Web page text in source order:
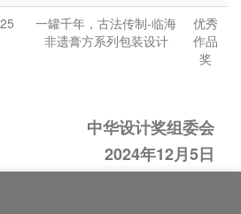
一罐千年，古法传制-临海
非遗膏方系列包装设计
优秀
作品
奖
中华设计奖组委会
2024年12月5日